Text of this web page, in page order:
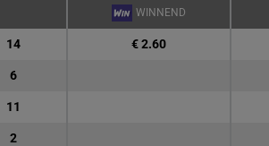
WINNEND
14 € 2.60
6
11
2